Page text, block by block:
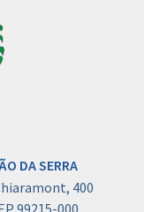
DA SERRA
400
99215-000